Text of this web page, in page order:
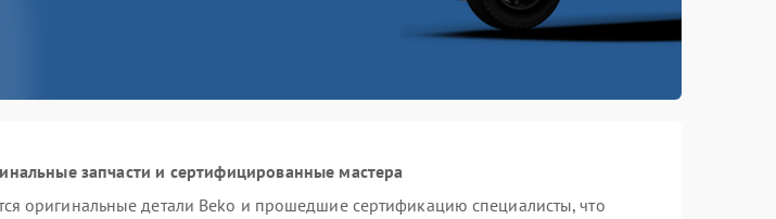
запчасти и сертифицированные мастера
оригинальные детали Beko и прошедшие сертификацию специалисты, что